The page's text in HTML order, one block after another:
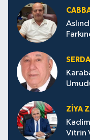
ZIYA
Kadim
Vitrin